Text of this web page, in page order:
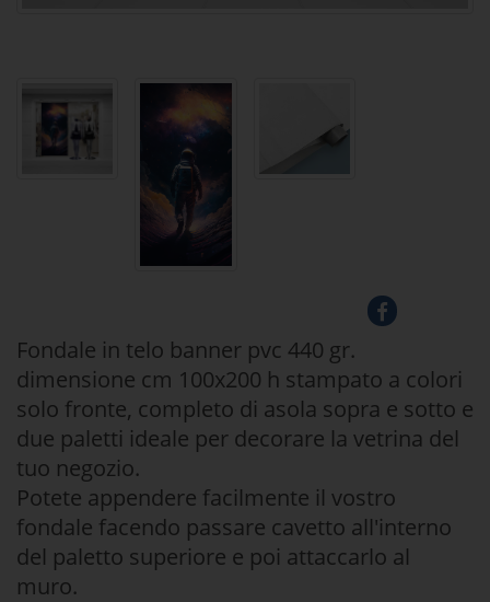
Fondale in telo banner pvc 440 gr.
dimensione cm 100x200 h stampato a colori
solo fronte, completo di asola sopra e sotto e
due paletti ideale per decorare la vetrina del
tuo negozio.
Potete appendere facilmente il vostro
fondale facendo passare cavetto all'interno
del paletto superiore e poi attaccarlo al
muro.